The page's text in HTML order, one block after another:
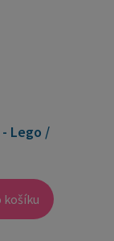
Lego /
košíku